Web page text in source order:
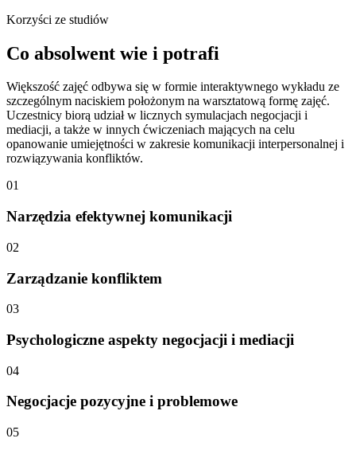
Korzyści ze studiów
Co absolwent wie i potrafi
Większość zajęć odbywa się w formie interaktywnego wykładu ze
szczególnym naciskiem położonym na warsztatową formę zajęć.
Uczestnicy biorą udział w licznych symulacjach negocjacji i
mediacji, a także w innych ćwiczeniach mających na celu
opanowanie umiejętności w zakresie komunikacji interpersonalnej i
rozwiązywania konfliktów.
01
Narzędzia efektywnej komunikacji
02
Zarządzanie konfliktem
03
Psychologiczne aspekty negocjacji i mediacji
04
Negocjacje pozycyjne i problemowe
05